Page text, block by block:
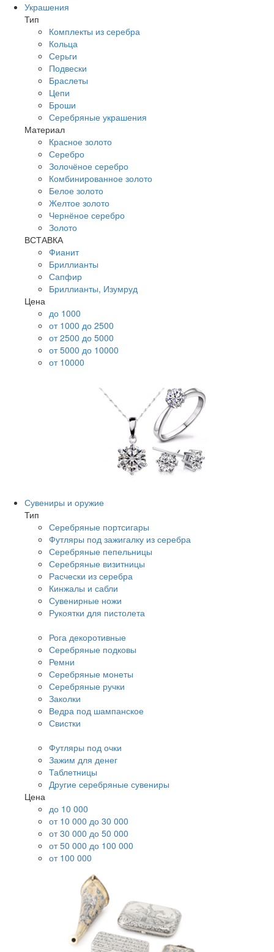
Украшения
Тип
Комплекты из серебра
Кольца
Серьги
Подвески
Браслеты
Цепи
Броши
Серебряные украшения
Материал
Красное золото
Серебро
Золочёное серебро
Комбинированное золото
Белое золото
Желтое золото
Чернёное серебро
Золото
ВСТАВКА
Фианит
Бриллианты
Сапфир
Бриллианты, Изумруд
Цена
до 1000
от 1000 до 2500
от 2500 до 5000
от 5000 до 10000
от 10000
Сувениры и оружие
Тип
Серебряные портсигары
Футляры под зажигалку из серебра
Серебряные пепельницы
Серебряные визитницы
Расчески из серебра
Кинжалы и сабли
Сувенирные ножи
Рукоятки для пистолета
Рога декоротивные
Серебряные подковы
Ремни
Серебряные монеты
Серебряные ручки
Заколки
Ведра под шампанское
Свистки
Футляры под очки
Зажим для денег
Таблетницы
Другие серебряные сувениры
Цена
до 10 000
от 10 000 до 30 000
от 30 000 до 50 000
от 50 000 до 100 000
от 100 000